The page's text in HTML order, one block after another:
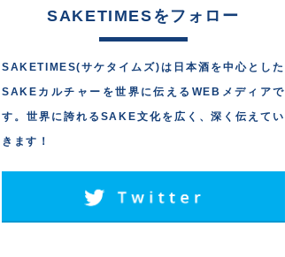
SAKETIMESをフォロー
SAKETIMES(サケタイムズ)は日本酒を中心とした
SAKEカルチャーを世界に伝えるWEBメディアで
す。世界に誇れるSAKE文化を広く、深く伝えてい
きます！